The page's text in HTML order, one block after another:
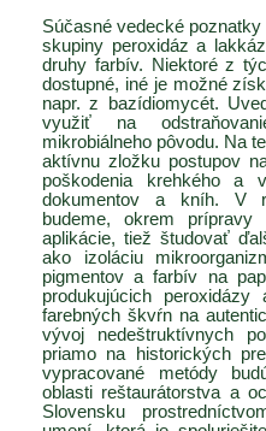
Súčasné vedecké
skupiny peroxidáz a
druhy farbív. Niektoré z
dostupné, iné je možné
napr. z bazídiomycét.
využiť na
mikrobiálneho pôvodu. Na
aktívnu zložku postupov
poškodenia krehkého a
dokumentov a kníh. V
budeme, okrem
aplikácie, tiež študovať
ako izoláciu
pigmentov a farbív na
produkujúcich
farebných škvŕn na
vývoj nedeštruktívnych
priamo na historických
vypracované metódy
oblasti reštaurátorstva a
Slovensku